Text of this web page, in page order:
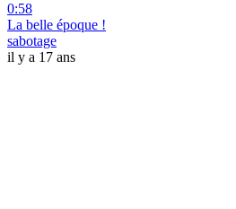
0:58
La belle époque !
sabotage
il y a 17 ans